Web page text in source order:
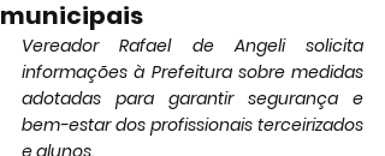
municipais
Vereador Rafael de Angeli solicita
informações à Prefeitura sobre medidas
adotadas para garantir segurança e
bem-estar dos profissionais terceirizados
e alunos.